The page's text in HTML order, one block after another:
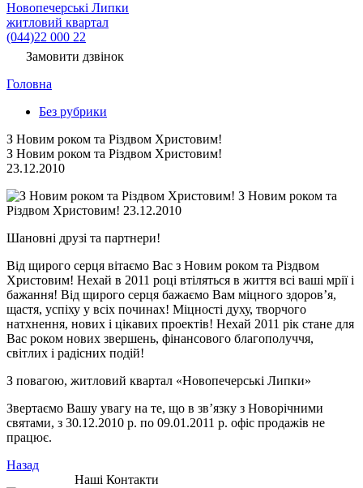
Новопечерські Липки
житловий квартал
(044)22 000 22
Замовити дзвінок
Головна
Без рубрики
З Новим роком та Різдвом Христовим!
З Новим роком та Різдвом Христовим!
23.12.2010
З Новим роком та
Різдвом Христовим! 23.12.2010
Шановні друзі та партнери!
Від щирого серця вітаємо Вас з Новим роком та Різдвом
Христовим! Нехай в 2011 році втіляться в життя всі ваші мрії і
бажання! Від щирого серця бажаємо Вам міцного здоров’я,
щастя, успіху у всіх починах! Міцності духу, творчого
натхнення, нових і цікавих проектів! Нехай 2011 рік стане для
Вас роком нових звершень, фінансового благополуччя,
світлих і радісних подій!
З повагою, житловий квартал «Новопечерські Липки»
Звертаємо Вашу увагу на те, що в зв’язку з Новорічними
святами, з 30.12.2010 р. по 09.01.2011 р. офіс продажів не
працює.
Назад
Наші Контакти